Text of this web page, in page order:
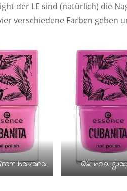
der LE sind (natürlich) die
verschiedene Farben geben
havana 02 ihola